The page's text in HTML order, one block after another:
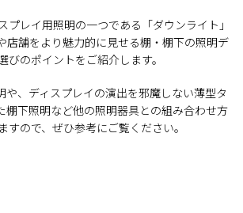
プレイ用照明の一つである「ダウンライト」
店舗をより魅力的に見せる棚・棚下の照明デ
びのポイントをご紹介します。
や、ディスプレイの演出を邪魔しない薄型タ
棚下照明など他の照明器具との組み合わせ方
すので、ぜひ参考にご覧ください。